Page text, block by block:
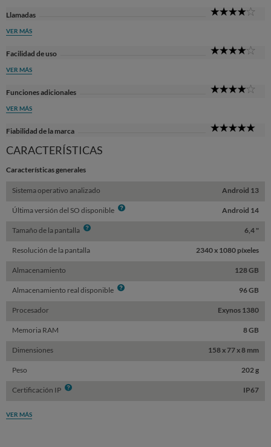
Llamadas
VER MÁS
Facilidad de uso
VER MÁS
Funciones adicionales
VER MÁS
Fiabilidad de la marca
CARACTERÍSTICAS
Características generales
Sistema operativo analizado Android 13
Última versión del SO disponible Info Android 14
Tamaño de la pantalla Info 6,4 "
Resolución de la pantalla 2340 x 1080 píxeles
Almacenamiento 128 GB
Almacenamiento real disponible Info 96 GB
Procesador Exynos 1380
Memoria RAM 8 GB
Dimensiones 158 x 77 x 8 mm
Peso 202 g
Certificación IP Info IP67
VER MÁS